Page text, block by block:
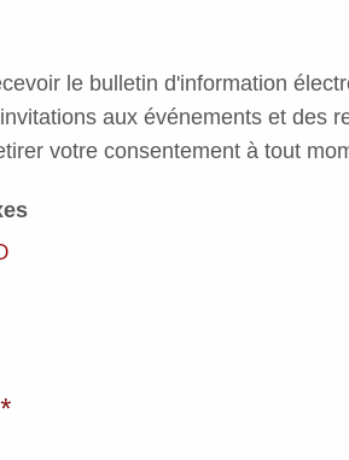
le bulletin d'information
aux événements et des
votre consentement à tout
*